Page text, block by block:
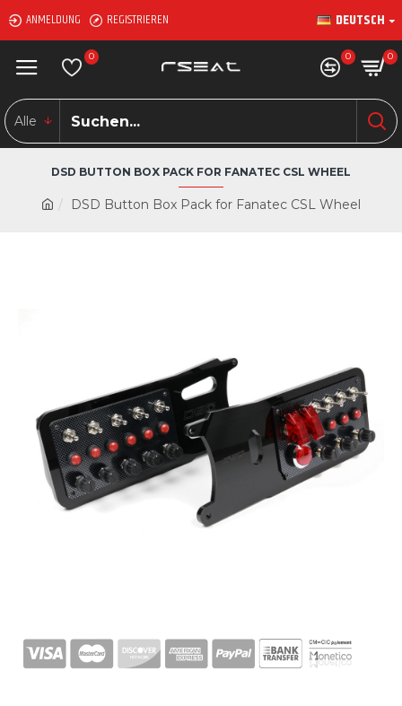
ANMELDUNG REGISTRIEREN DEUTSCH
0 0 0
Alle
DSD Button Box Pack for Fanatec CSL Wheel
DSD BUTTON BOX PACK FOR FANATEC CSL WHEEL